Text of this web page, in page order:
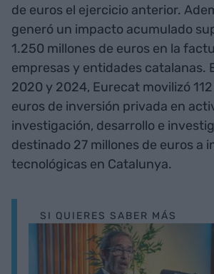
de euros el ejercicio anterior.
generó un impacto acumulado
1.250 millones de euros en la
empresas y entidades catalanas.
2020 y 2024, Eurecat movilizó
euros de inversión privada en
investigación, desarrollo e
destinado 27 millones de euros a
tecnológicas en Catalunya.
SI QUIERES SABER MÁS